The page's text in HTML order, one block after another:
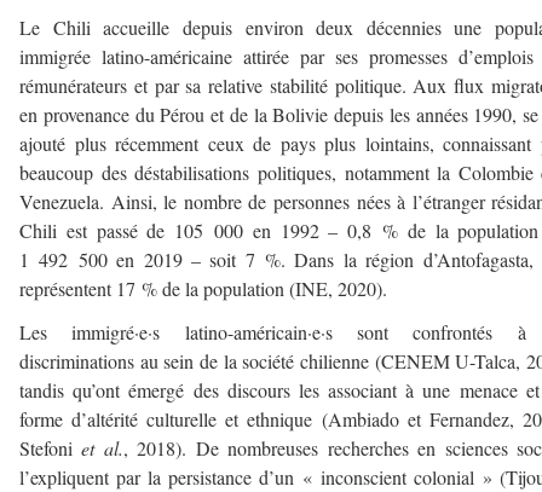
Le Chili accueille depuis environ deux décennies une
immigrée latino-américaine attirée par ses promesses
rémunérateurs et par sa relative stabilité politique. Aux flux
en provenance du Pérou et de la Bolivie depuis les années 1990,
ajouté plus récemment ceux de pays plus lointains, connaissant
beaucoup des déstabilisations politiques, notamment la
Venezuela. Ainsi, le nombre de personnes nées à l’étranger
Chili est passé de 105 000 en 1992 – 0,8 % de la
1 492 500 en 2019 – soit 7 %. Dans la région d’Antofagasta,
représentent 17 % de la population (INE, 2020).
Les immigré·e·s latino-américain·e·s sont confrontés à
discriminations au sein de la société chilienne (CENEM U-Talca,
tandis qu’ont émergé des discours les associant à une menace
forme d’altérité culturelle et ethnique (Ambiado et Fernandez,
Stefoniet al., 2018). De nombreuses recherches en sciences
l’expliquent par la persistance d’un « inconscient colonial »